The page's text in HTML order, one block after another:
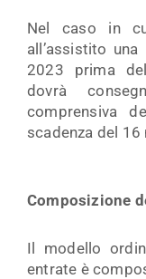
Nel caso in
all’assistito
2023 prima
dovrà
comprensiva
scadenza del
Composizione
Il modello
entrate è